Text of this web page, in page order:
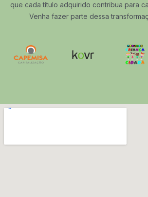
que cada título adquirido contribua para
Venha fazer parte dessa